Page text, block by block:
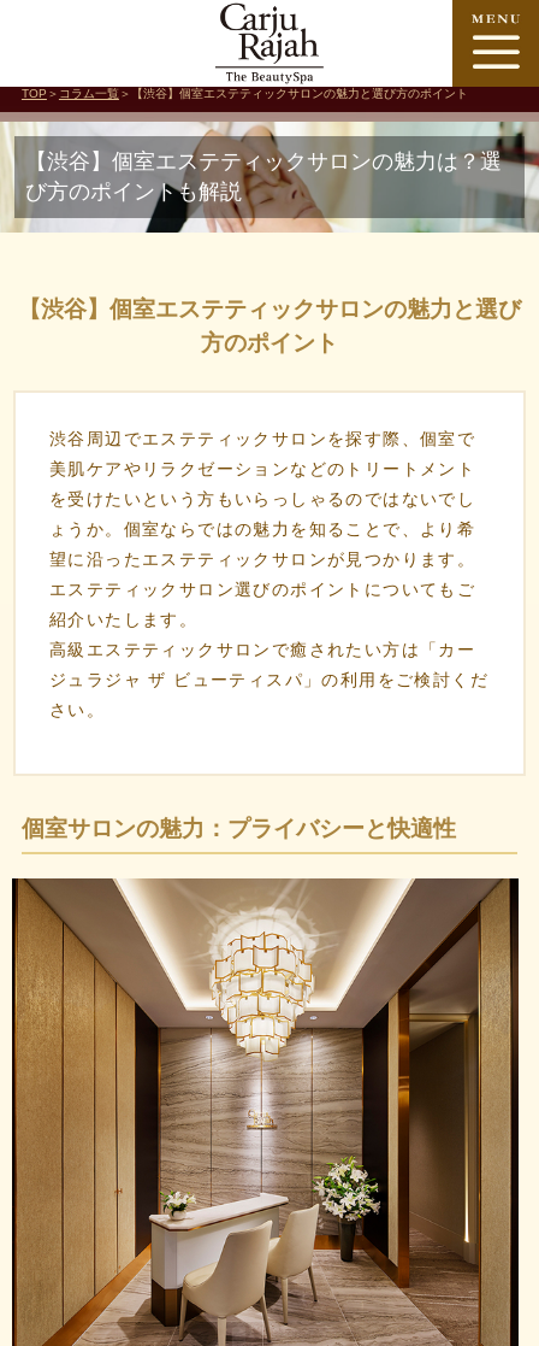
TOP ＞ コラム一覧 ＞【渋谷】個室エステティックサロンの魅力と選び方のポイント
【渋谷】個室エステティックサロンの魅力は？選
び方のポイントも解説
【渋谷】個室エステティックサロンの魅力と選び
方のポイント
渋谷周辺でエステティックサロンを探す際、個室で
美肌ケアやリラクゼーションなどのトリートメント
を受けたいという方もいらっしゃるのではないでし
ょうか。個室ならではの魅力を知ることで、より希
望に沿ったエステティックサロンが見つかります。
エステティックサロン選びのポイントについてもご
紹介いたします。
高級エステティックサロンで癒されたい方は「カー
ジュラジャ ザ ビューティスパ」の利用をご検討くだ
さい。
個室サロンの魅力：プライバシーと快適性